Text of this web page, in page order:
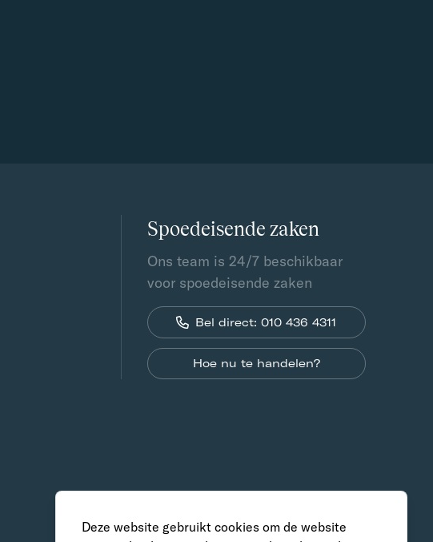
Deze website gebruikt cookies om de website
Spoedeisende zaken
Ons team is 24/7 beschikbaar
voor spoedeisende zaken
Bel direct: 010 436 4311
Hoe nu te handelen?